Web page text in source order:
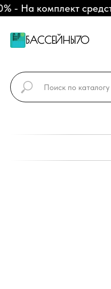
На комплект средств
БАССЕЙНЫ70